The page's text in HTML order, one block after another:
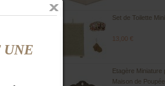
et
Set de Toilette
13,00 €
Etagère Miniature
Maison de Poupée